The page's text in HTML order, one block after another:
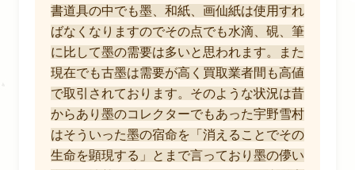
書道具の中でも墨、和紙、画仙紙は使用すれ
ばなくなりますのでその点でも水滴、硯、筆
に比して墨の需要は多いと思われます。また
現在でも古墨は需要が高く買取業者間も高値
で取引されております。そのような状況は昔
からあり墨のコレクターでもあった宇野雪村
はそういった墨の宿命を「消えることでその
生命を顕現する」とまで言っており墨の儚い